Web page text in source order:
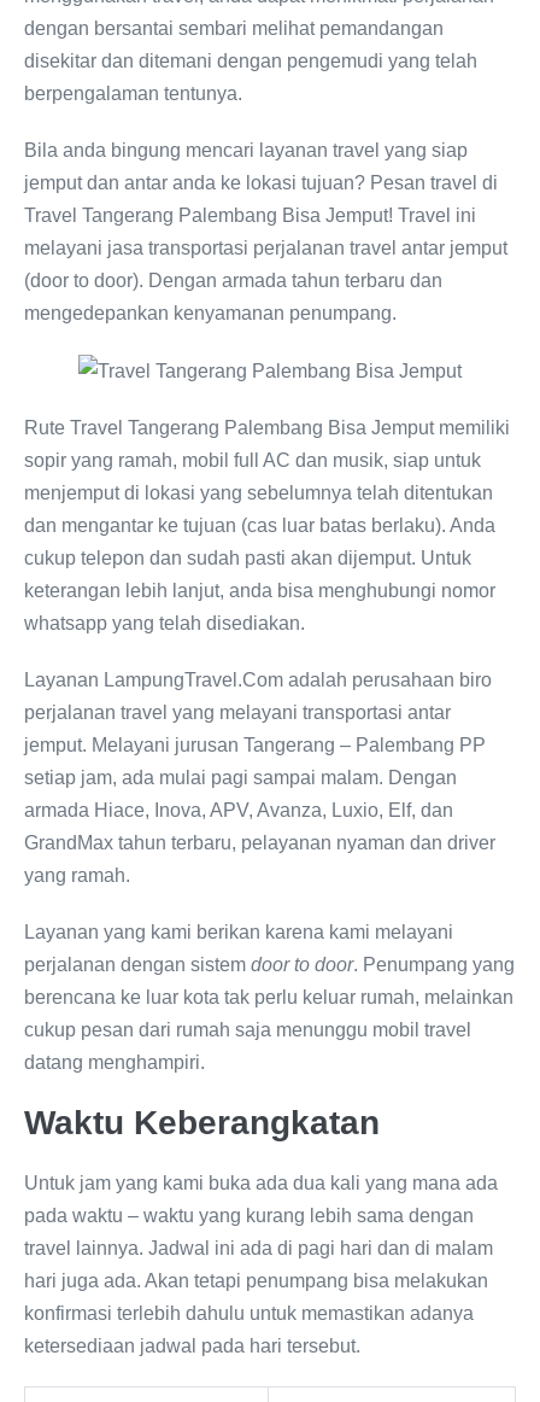
dengan bersantai sembari melihat pemandangan
disekitar dan ditemani dengan pengemudi yang telah
berpengalaman tentunya.
Bila anda bingung mencari layanan travel yang siap
jemput dan antar anda ke lokasi tujuan? Pesan travel di
Travel Tangerang Palembang Bisa Jemput! Travel ini
melayani jasa transportasi perjalanan travel antar jemput
(door to door). Dengan armada tahun terbaru dan
mengedepankan kenyamanan penumpang.
Rute Travel Tangerang Palembang Bisa Jemput memiliki
sopir yang ramah, mobil full AC dan musik, siap untuk
menjemput di lokasi yang sebelumnya telah ditentukan
dan mengantar ke tujuan (cas luar batas berlaku). Anda
cukup telepon dan sudah pasti akan dijemput. Untuk
keterangan lebih lanjut, anda bisa menghubungi nomor
whatsapp yang telah disediakan.
Layanan LampungTravel.Com adalah perusahaan biro
perjalanan travel yang melayani transportasi antar
jemput. Melayani jurusan Tangerang – Palembang PP
setiap jam, ada mulai pagi sampai malam. Dengan
armada Hiace, Inova, APV, Avanza, Luxio, Elf, dan
GrandMax tahun terbaru, pelayanan nyaman dan driver
yang ramah.
Layanan yang kami berikan karena kami melayani
perjalanan dengan sistem door to door. Penumpang yang
berencana ke luar kota tak perlu keluar rumah, melainkan
cukup pesan dari rumah saja menunggu mobil travel
datang menghampiri.
Waktu Keberangkatan
Untuk jam yang kami buka ada dua kali yang mana ada
pada waktu – waktu yang kurang lebih sama dengan
travel lainnya. Jadwal ini ada di pagi hari dan di malam
hari juga ada. Akan tetapi penumpang bisa melakukan
konfirmasi terlebih dahulu untuk memastikan adanya
ketersediaan jadwal pada hari tersebut.